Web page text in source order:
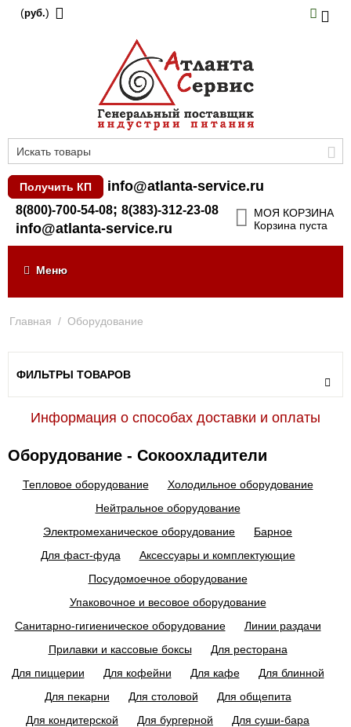
(руб.)
Получить КП info@atlanta-service.ru
8(800)-700-54-08; 8(383)-312-23-08
info@atlanta-service.ru
МОЯ КОРЗИНА
Корзина пуста
Меню
Главная / Оборудование
ФИЛЬТРЫ ТОВАРОВ
Информация о способах доставки и оплаты
Оборудование - Сокоохладители
Тепловое оборудование
Холодильное оборудование
Нейтральное оборудование
Электромеханическое оборудование
Барное
Для фаст-фуда
Аксессуары и комплектующие
Посудомоечное оборудование
Упаковочное и весовое оборудование
Санитарно-гигиеническое оборудование
Линии раздачи
Прилавки и кассовые боксы
Для ресторана
Для пиццерии
Для кофейни Для кафе
Для блинной
Для пекарни
Для столовой
Для общепита
Для кондитерской
Для бургерной
Для суши-бара